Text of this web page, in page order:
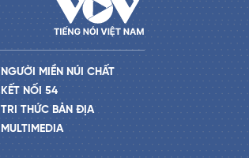
NGƯỜI MIỀN NÚI CHẤT
KẾT NỐI 54
TRI THỨC BẢN ĐỊA
MULTIMEDIA